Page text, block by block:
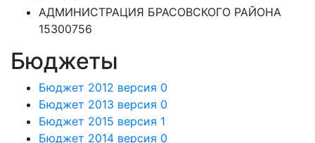
АДМИНИСТРАЦИЯ БРАСОВСКОГО РАЙОНА
15300756
Бюджеты
Бюджет 2012 версия 0
Бюджет 2013 версия 0
Бюджет 2015 версия 1
Бюджет 2014 версия 0